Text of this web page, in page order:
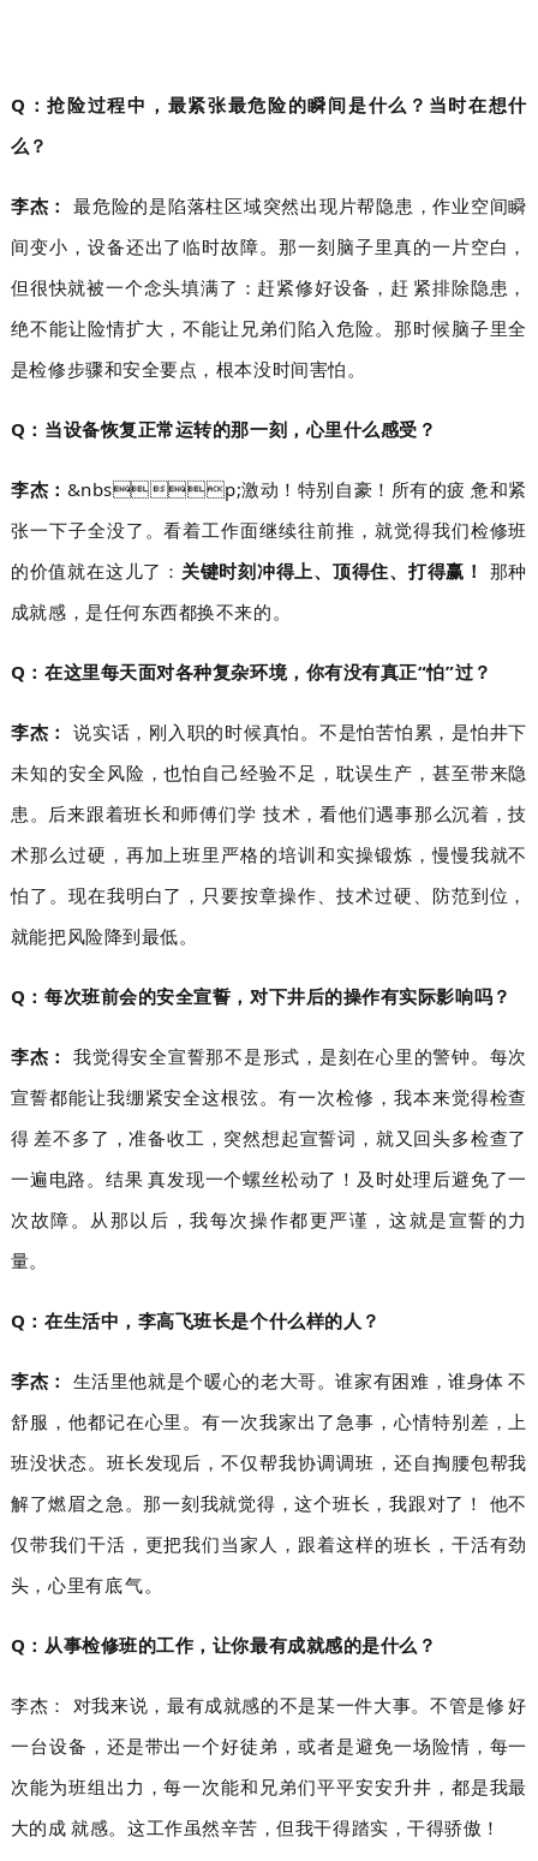
Q：抢险过程中，最紧张最危险的瞬间是什么？当时在想什
么？
李杰： 最危险的是陷落柱区域突然出现片帮隐患，作业空间瞬
间变小，设备还出了临时故障。那一刻脑子里真的一片空白，
但很快就被一个念头填满了：赶紧修好设备，赶紧排除隐患，
绝不能让险情扩大，不能让兄弟们陷入危险。那时候脑子里全
是检修步骤和安全要点，根本没时间害怕。
Q：当设备恢复正常运转的那一刻，心里什么感受？
李杰： &nbsp;激动！特别自豪！所有的疲惫和紧
张一下子全没了。看着工作面继续往前推，就觉得我们检修班
的价值就在这儿了： 关键时刻冲得上、顶得住、打得赢！ 那种
成就感，是任何东西都换不来的。
Q：在这里每天面对各种复杂环境，你有没有真正“怕”过？
李杰： 说实话，刚入职的时候真怕。不是怕苦怕累，是怕井下
未知的安全风险，也怕自己经验不足，耽误生产，甚至带来隐
患。后来跟着班长和师傅们学技术，看他们遇事那么沉着，技
术那么过硬，再加上班里严格的培训和实操锻炼，慢慢我就不
怕了。现在我明白了，只要按章操作、技术过硬、防范到位，
就能把风险降到最低。
Q：每次班前会的安全宣誓，对下井后的操作有实际影响吗？
李杰： 我觉得安全宣誓那不是形式，是刻在心里的警钟。每次
宣誓都能让我绷紧安全这根弦。有一次检修，我本来觉得检查
得差不多了，准备收工，突然想起宣誓词，就又回头多检查了
一遍电路。结果真发现一个螺丝松动了！及时处理后避免了一
次故障。从那以后，我每次操作都更严谨，这就是宣誓的力
量。
Q：在生活中，李高飞班长是个什么样的人？
李杰： 生活里他就是个暖心的老大哥。谁家有困难，谁身体不
舒服，他都记在心里。有一次我家出了急事，心情特别差，上
班没状态。班长发现后，不仅帮我协调调班，还自掏腰包帮我
解了燃眉之急。那一刻我就觉得，这个班长，我跟对了！ 他不
仅带我们干活，更把我们当家人，跟着这样的班长，干活有劲
头，心里有底气。
Q：从事检修班的工作，让你最有成就感的是什么？
李杰： 对我来说，最有成就感的不是某一件大事。不管是修好
一台设备，还是带出一个好徒弟，或者是避免一场险情，每一
次能为班组出力，每一次能和兄弟们平平安安升井，都是我最
大的成就感。这工作虽然辛苦，但我干得踏实，干得骄傲！